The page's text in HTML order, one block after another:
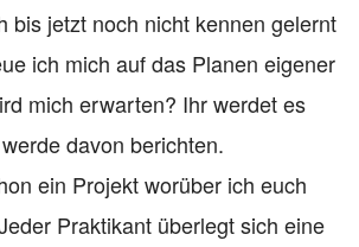
bis jetzt noch nicht kennen gelernt
ich mich auf das Planen eigener
mich erwarten? Ihr werdet es
davon berichten.
ein Projekt worüber ich euch
Praktikant überlegt sich eine